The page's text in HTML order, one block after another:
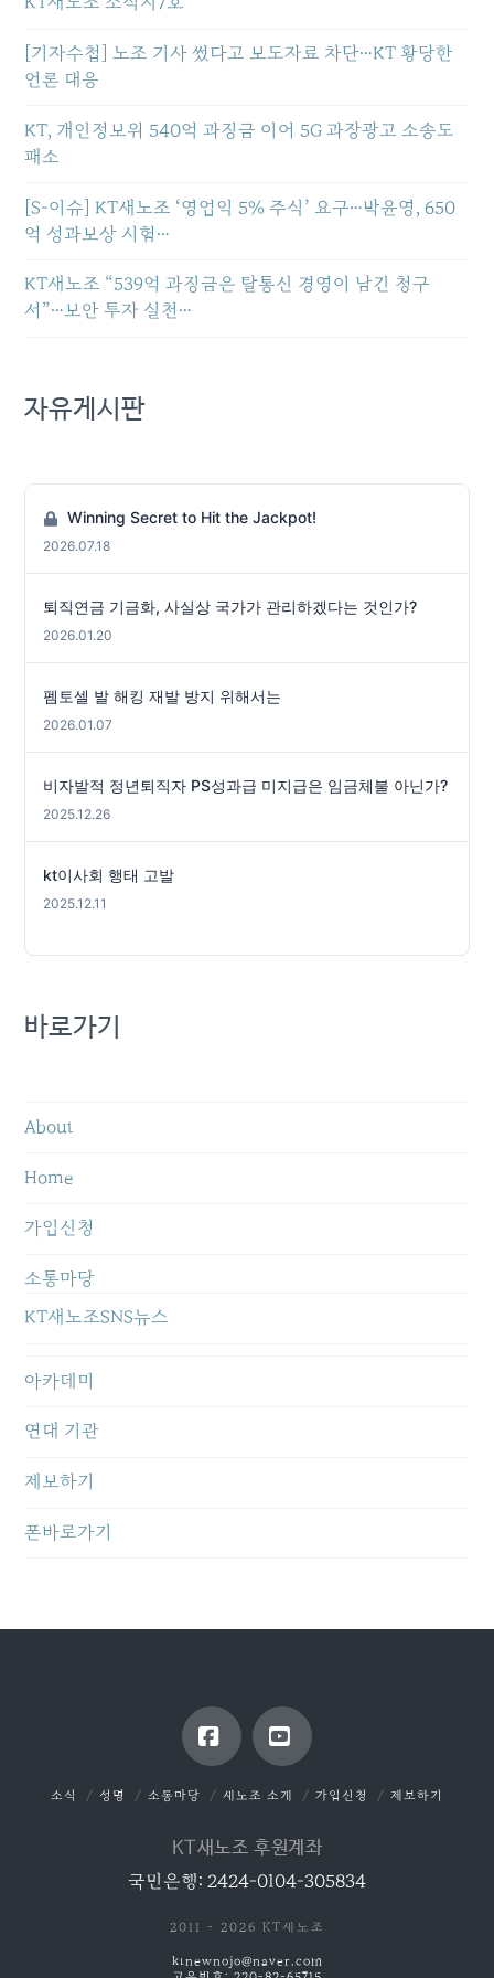
[기자수첩] 노조 기사 썼다고 보도자료 차단…KT 황당한
언론 대응
KT, 개인정보위 540억 과징금 이어 5G 과장광고 소송도
패소
[S-이슈] KT새노조 ‘영업익 5% 주식’ 요구…박윤영, 650
억 성과보상 시험…
KT새노조 “539억 과징금은 탈통신 경영이 남긴 청구
서”…보안 투자 실천…
자유게시판
Winning Secret to Hit the Jackpot!
2026.07.18
퇴직연금 기금화, 사실상 국가가 관리하겠다는 것인가?
2026.01.20
펨토셀 발 해킹 재발 방지 위해서는
2026.01.07
비자발적 정년퇴직자 PS성과급 미지급은 임금체불 아닌가?
2025.12.26
kt이사회 행태 고발
2025.12.11
바로가기
About
Home
가입신청
소통마당
KT새노조SNS뉴스
아카데미
연대 기관
제보하기
폰바로가기
FacebookYouTube
소식 성명 소통마당 새노조 소개 가입신청 제보하기
KT새노조 후원계좌
국민은행: 2424-0104-305834
2011 - 2026 KT새노조
ktnewnojo@naver.com